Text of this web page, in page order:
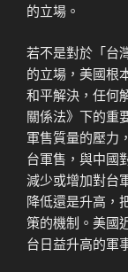
的立場。
若不是對於「台
的立場，美國根
和平解決，任何
關係法》下的重
軍售質量的壓力
台軍售，與中國
減少或增加對台
降低還是升高，
策的機制。美國
台日益升高的軍